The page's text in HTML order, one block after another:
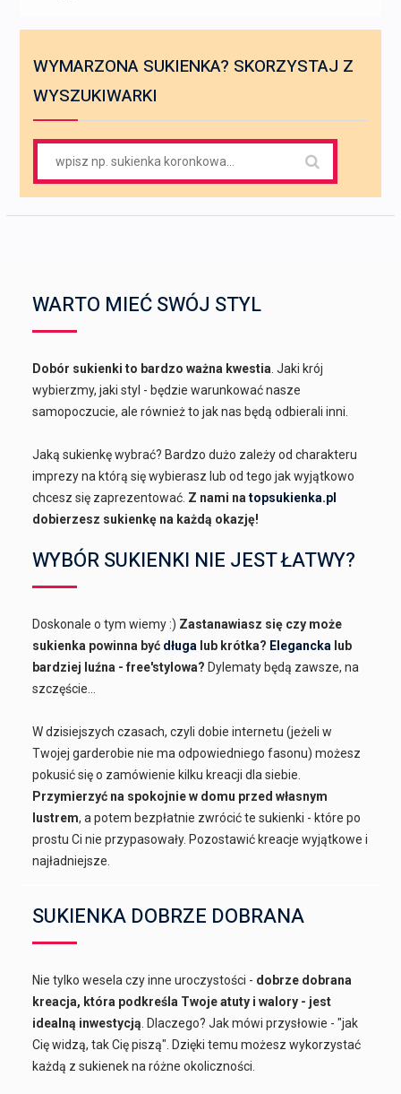
WYMARZONA SUKIENKA? SKORZYSTAJ Z
WYSZUKIWARKI
for:
WARTO MIEĆ SWÓJ STYL
Dobór sukienki to bardzo ważna kwestia . Jaki krój
wybierzmy, jaki styl - będzie warunkować nasze
samopoczucie, ale również to jak nas będą odbierali inni.
Jaką sukienkę wybrać? Bardzo dużo zależy od charakteru
imprezy na którą się wybierasz lub od tego jak wyjątkowo
chcesz się zaprezentować. Z nami natopsukienka.pl
dobierzesz sukienkę na każdą okazję!
WYBÓR SUKIENKI NIE JEST ŁATWY?
Doskonale o tym wiemy :) Zastanawiasz się czy może
sukienka powinna być długa lub krótka? Elegancka lub
bardziej luźna - free'stylowa? Dylematy będą zawsze, na
szczęście...
W dzisiejszych czasach, czyli dobie internetu (jeżeli w
Twojej garderobie nie ma odpowiedniego fasonu) możesz
pokusić się o zamówienie kilku kreacji dla siebie.
Przymierzyć na spokojnie w domu przed własnym
lustrem, a potem bezpłatnie zwrócić te sukienki - które po
prostu Ci nie przypasowały. Pozostawić kreacje wyjątkowe i
najładniejsze.
SUKIENKA DOBRZE DOBRANA
Nie tylko wesela czy inne uroczystości - dobrze dobrana
kreacja, która podkreśla Twoje atuty i walory - jest
idealną inwestycją . Dlaczego? Jak mówi przysłowie - "jak
Cię widzą, tak Cię piszą". Dzięki temu możesz wykorzystać
każdą z sukienek na różne okoliczności.